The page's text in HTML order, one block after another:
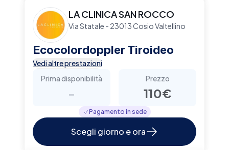
LA CLINICA SAN ROCCO
Via Statale - 23013 Cosio Valtellino
Ecocolordoppler Tiroideo
Vedi altre prestazioni
Prima disponibilità
-
Prezzo
110€
Pagamento in sede
Scegli giorno e ora